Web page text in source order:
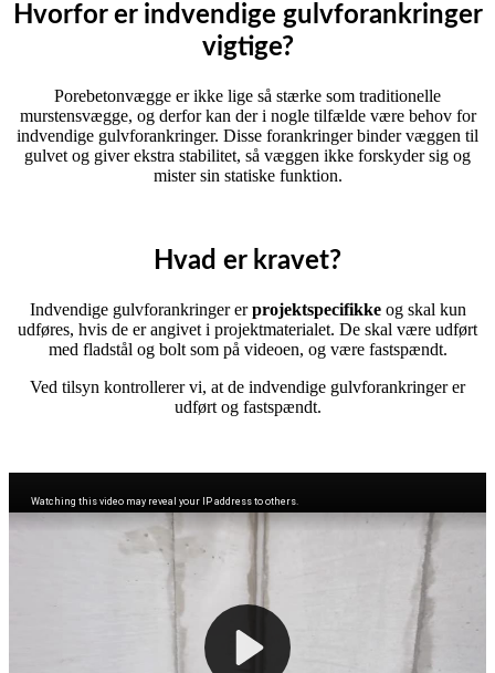
Hvorfor er indvendige gulvforankringer
vigtige?
Porebetonvægge er ikke lige så stærke som traditionelle
murstensvægge, og derfor kan der i nogle tilfælde være behov for
indvendige gulvforankringer. Disse forankringer binder væggen til
gulvet og giver ekstra stabilitet, så væggen ikke forskyder sig og
mister sin statiske funktion.
Hvad er kravet?
Indvendige gulvforankringer erprojektspecifikkeog skal kun
udføres, hvis de er angivet i projektmaterialet. De skal være udført
med fladstål og bolt som på videoen, og være fastspændt.
Ved tilsyn kontrollerer vi, at de indvendige gulvforankringer er
udført og fastspændt.